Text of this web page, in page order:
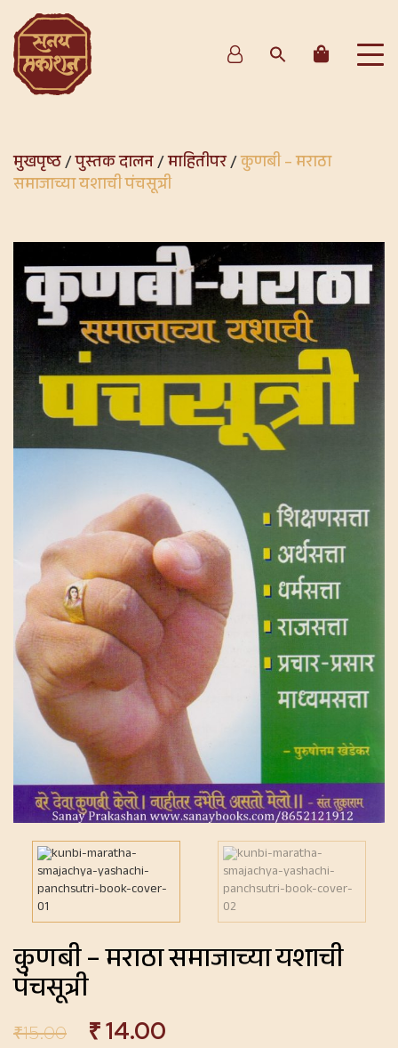
मुखपृष्ठ/पुस्तक दालन/माहितीपर/कुणबी – मराठा
समाजाच्या यशाची पंचसूत्री
कुणबी – मराठा समाजाच्या यशाची
पंचसूत्री
₹15.00 ₹14.00